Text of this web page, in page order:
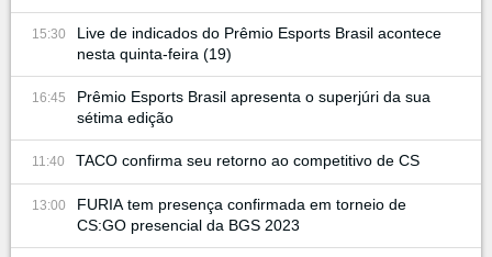
15:30
Live de indicados do Prêmio Esports Brasil acontece
nesta quinta-feira (19)
16:45
Prêmio Esports Brasil apresenta o superjúri da sua
sétima edição
11:40 TACO confirma seu retorno ao competitivo de CS
13:00
FURIA tem presença confirmada em torneio de
CS:GO presencial da BGS 2023